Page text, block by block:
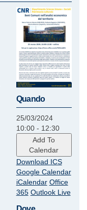
Quando
25/03/2024
10:00 - 12:30
Add To
Calendar
Download ICS
Google Calendar
iCalendar Office
365 Outlook Live